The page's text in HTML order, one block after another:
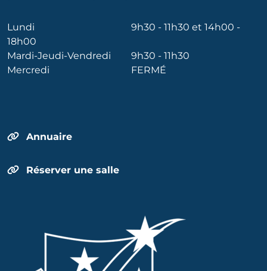
Lundi
9h30 - 11h30 et 14h00 -
18h00
Mardi-Jeudi-Vendredi
9h30 - 11h30
Mercredi
FERMÉ
Annuaire
Réserver une salle